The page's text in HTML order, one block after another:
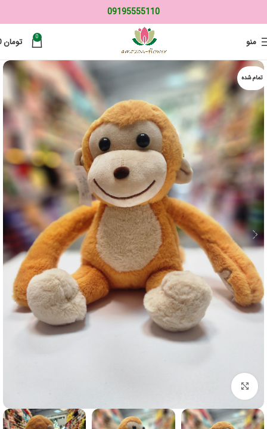
09195555110
منو 0 تومان0
تمام شده
برای بزرگنمایی کلیک کنید